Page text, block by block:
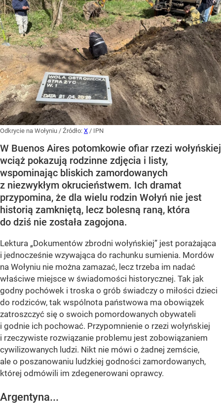
Odkrycie na Wołyniu / Źródło: X / IPN
W Buenos Aires potomkowie ofiar rzezi wołyńskiej
wciąż pokazują rodzinne zdjęcia i listy,
wspominając bliskich zamordowanych
z niezwykłym okrucieństwem. Ich dramat
przypomina, że dla wielu rodzin Wołyń nie jest
historią zamkniętą, lecz bolesną raną, która
do dziś nie została zagojona.
Lektura „Dokumentów zbrodni wołyńskiej” jest porażająca
i jednocześnie wzywająca do rachunku sumienia. Mordów
na Wołyniu nie można zamazać, lecz trzeba im nadać
właściwe miejsce w świadomości historycznej. Tak jak
godny pochówek i troska o grób świadczy o miłości dzieci
do rodziców, tak wspólnota państwowa ma obowiązek
zatroszczyć się o swoich pomordowanych obywateli
i godnie ich pochować. Przypomnienie o rzezi wołyńskiej
i rzeczywiste rozwiązanie problemu jest zobowiązaniem
cywilizowanych ludzi. Nikt nie mówi o żadnej zemście,
ale o poszanowaniu ludzkiej godności zamordowanych,
której odmówili im zdegenerowani oprawcy.
Argentyna...